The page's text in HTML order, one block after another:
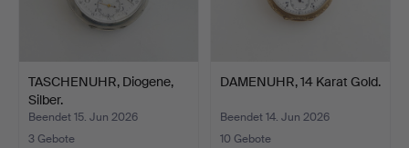
TASCHENUHR, Diogene,
Silber.
Beendet 15. Jun 2026
3 Gebote
DAMENUHR, 14 Karat Gold.
Beendet 14. Jun 2026
10 Gebote